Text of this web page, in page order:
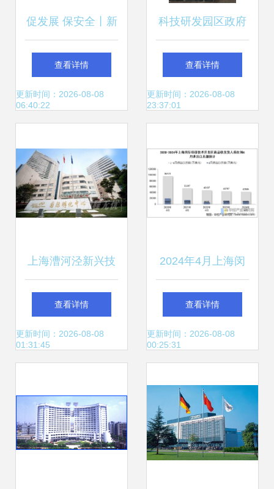
促发展 保安全丨新
春首个工作日，区
班子领导赴基层开
即冲刺，护航上海
技术开发新征程
查看详情
更新时间：2026-08-08
06:40:22
科技研发园区政府
扶持 小型研发商务
办公新机遇
查看详情
更新时间：2026-08-08
23:37:01
上海漕河泾新兴技
术开发区科技创业
中心 技术创新与产
查看详情
更新时间：2026-08-08
01:31:45
2024年4月上海闵
行经济技术开发区
商品收发货人所在
出口差额统计分析
查看详情
更新时间：2026-08-08
00:25:31